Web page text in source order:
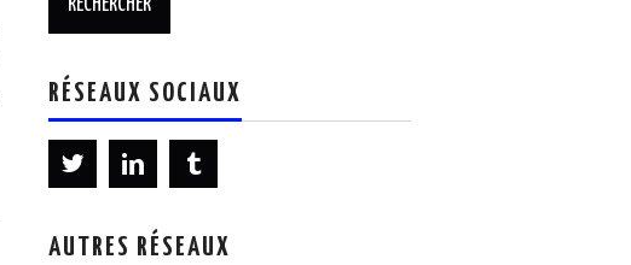
RÉSEAUX SOCIAUX
AUTRES RÉSEAUX